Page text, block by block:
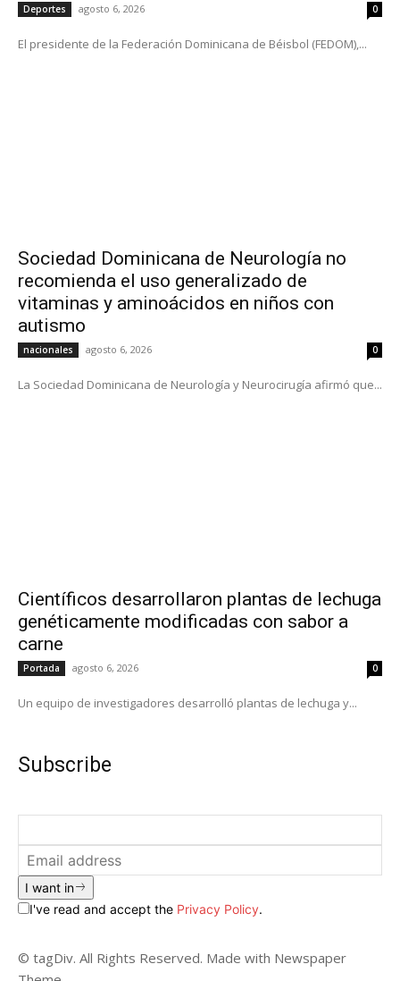
Deportes agosto 6, 2026 0
El presidente de la Federación Dominicana de Béisbol (FEDOM),...
Sociedad Dominicana de Neurología no
recomienda el uso generalizado de
vitaminas y aminoácidos en niños con
autismo
nacionales agosto 6, 2026 0
La Sociedad Dominicana de Neurología y Neurocirugía afirmó que...
Científicos desarrollaron plantas de lechuga
genéticamente modificadas con sabor a
carne
Portada agosto 6, 2026 0
Un equipo de investigadores desarrolló plantas de lechuga y...
Subscribe
I want in
I've read and accept the Privacy Policy.
© tagDiv. All Rights Reserved. Made with Newspaper